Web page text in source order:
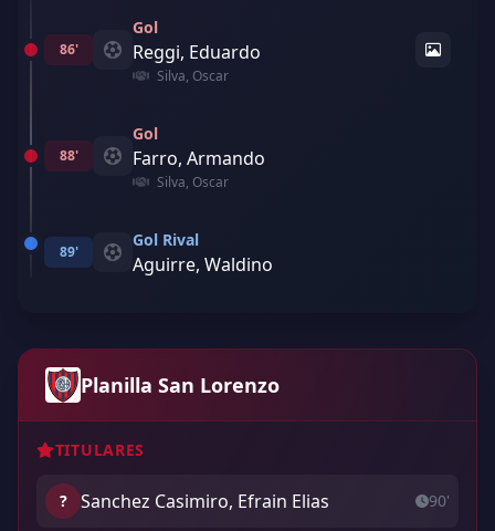
86'
Gol
Reggi, Eduardo
Silva, Oscar
88'
Gol
Farro, Armando
Silva, Oscar
89'
Gol Rival
Aguirre, Waldino
Planilla San Lorenzo
TITULARES
? Sanchez Casimiro, Efrain Elias 90'